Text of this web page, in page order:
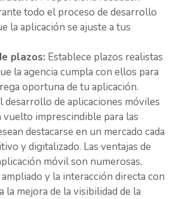
todo el proceso de desarrollo
la aplicación se ajuste a tus
plazos: Establece plazos realistas
la agencia cumpla con ellos para
oportuna de tu aplicación.
desarrollo de aplicaciones móviles
vuelto imprescindible para las
destacarse en un mercado cada
y digitalizado. Las ventajas de
móvil son numerosas,
y la interacción directa con
la mejora de la visibilidad de la